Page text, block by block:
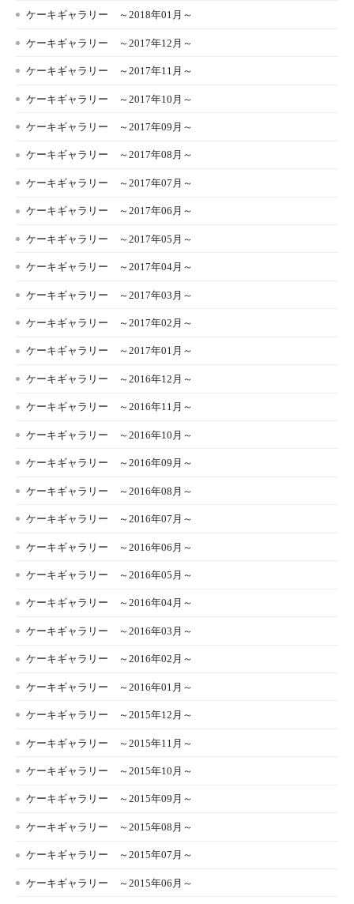
ケーキギャラリー ～2018年01月～
ケーキギャラリー ～2017年12月～
ケーキギャラリー ～2017年11月～
ケーキギャラリー ～2017年10月～
ケーキギャラリー ～2017年09月～
ケーキギャラリー ～2017年08月～
ケーキギャラリー ～2017年07月～
ケーキギャラリー ～2017年06月～
ケーキギャラリー ～2017年05月～
ケーキギャラリー ～2017年04月～
ケーキギャラリー ～2017年03月～
ケーキギャラリー ～2017年02月～
ケーキギャラリー ～2017年01月～
ケーキギャラリー ～2016年12月～
ケーキギャラリー ～2016年11月～
ケーキギャラリー ～2016年10月～
ケーキギャラリー ～2016年09月～
ケーキギャラリー ～2016年08月～
ケーキギャラリー ～2016年07月～
ケーキギャラリー ～2016年06月～
ケーキギャラリー ～2016年05月～
ケーキギャラリー ～2016年04月～
ケーキギャラリー ～2016年03月～
ケーキギャラリー ～2016年02月～
ケーキギャラリー ～2016年01月～
ケーキギャラリー ～2015年12月～
ケーキギャラリー ～2015年11月～
ケーキギャラリー ～2015年10月～
ケーキギャラリー ～2015年09月～
ケーキギャラリー ～2015年08月～
ケーキギャラリー ～2015年07月～
ケーキギャラリー ～2015年06月～